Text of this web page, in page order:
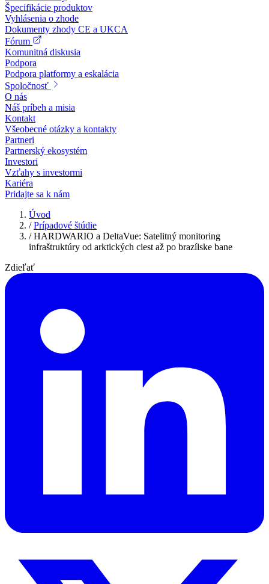
Špecifikácie produktov
Vyhlásenia o zhode
Dokumenty zhody CE a UKCA
Fórum
Komunitná diskusia
Podpora
Podpora platformy a eskalácia
Spoločnosť
O nás
Náš príbeh a misia
Kontakt
Všeobecné otázky a kontakty
Partneri
Partnerský ekosystém
Investori
Vzťahy s investormi
Kariéra
Pridajte sa k nám
Úvod
/ Prípadové štúdie
/ HARDWARIO a DeltaVue: Satelitný monitoring
infraštruktúry od arktických ciest až po brazílske bane
Zdieľať